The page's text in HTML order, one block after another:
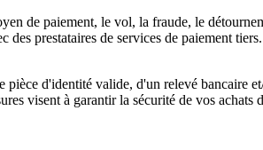
de paiement, le vol, la fraude, le
prestataires de services de paiement
d'identité valide, d'un relevé bancaire
visent à garantir la sécurité de vos